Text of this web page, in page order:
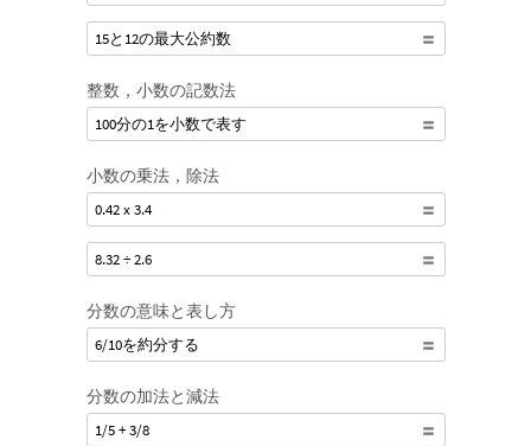
15と12の最大公約数
整数，小数の記数法
100分の1を小数で表す
小数の乗法，除法
0.42 x 3.4
8.32 ÷ 2.6
分数の意味と表し方
6/10を約分する
分数の加法と減法
1/5 + 3/8